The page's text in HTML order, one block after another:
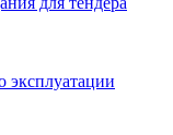
эксплуатации